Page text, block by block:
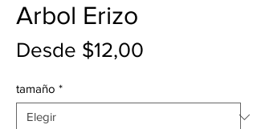
Arbol Erizo
Desde $12,00
oferta
tamaño *